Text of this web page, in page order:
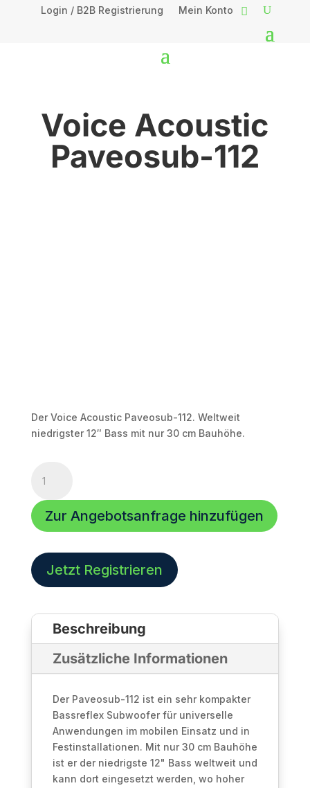
Login / B2B Registrierung Mein Konto
Voice Acoustic
Paveosub-112
Der Voice Acoustic Paveosub-112. Weltweit
niedrigster 12″ Bass mit nur 30 cm Bauhöhe.
Acoustic
Paveosub-
112
Menge
Zur Angebotsanfrage hinzufügen
Jetzt Registrieren
Beschreibung
Zusätzliche Informationen
Der Paveosub-112 ist ein sehr kompakter
Bassreflex Subwoofer für universelle
Anwendungen im mobilen Einsatz und in
Festinstallationen. Mit nur 30 cm Bauhöhe
ist er der niedrigste 12" Bass weltweit und
kann dort eingesetzt werden, wo hoher